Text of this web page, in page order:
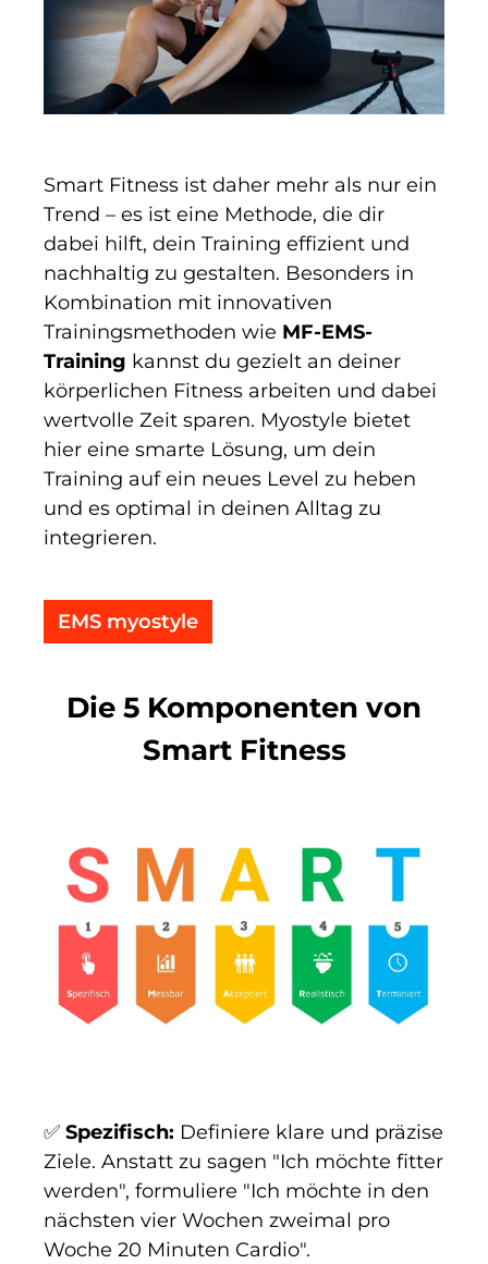
Smart Fitness ist daher mehr als nur ein
Trend – es ist eine Methode, die dir
dabei hilft, dein Training effizient und
nachhaltig zu gestalten. Besonders in
Kombination mit innovativen
Trainingsmethoden wie MF-EMS-
Training kannst du gezielt an deiner
körperlichen Fitness arbeiten und dabei
wertvolle Zeit sparen. Myostyle bietet
hier eine smarte Lösung, um dein
Training auf ein neues Level zu heben
und es optimal in deinen Alltag zu
integrieren.
EMS myostyle
Die 5 Komponenten von
Smart Fitness
✅ Spezifisch: Definiere klare und präzise
Ziele. Anstatt zu sagen "Ich möchte fitter
werden", formuliere "Ich möchte in den
nächsten vier Wochen zweimal pro
Woche 20 Minuten Cardio".